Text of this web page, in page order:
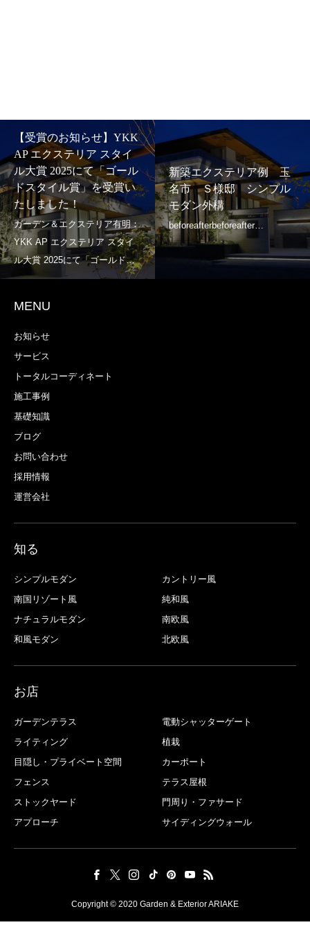
【受賞のお知らせ】YKK
AP エクステリア スタイ
ル大賞 2025にて「ゴール
ドスタイル賞」を受賞い
たしました！
新築エクステリア例 玉
名市 Ｓ様邸 シンプル
モダン外構
MENU
お知らせ
サービス
トータルコーディネート
施工事例
基礎知識
ブログ
お問い合わせ
採用情報
運営会社
知る
シンプルモダン
カントリー風
南国リゾート風
純和風
ナチュラルモダン
南欧風
和風モダン
北欧風
お店
ガーデンテラス
電動シャッターゲート
ライティング
植栽
目隠し・プライベート空間
カーポート
フェンス
テラス屋根
ストックヤード
門周り・ファサード
アプローチ
サイディングウォール
Copyright © 2020 Garden & Exterior ARIAKE